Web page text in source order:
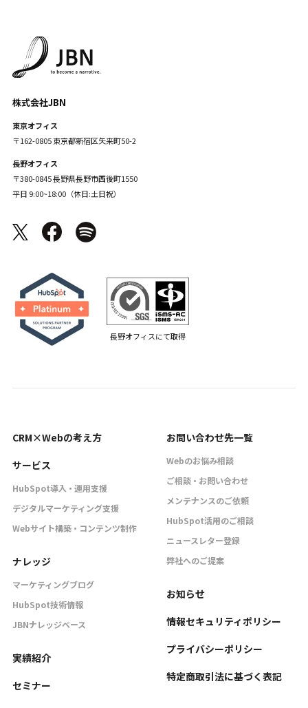
株式会社JBN
東京オフィス
〒162-0805 東京都新宿区矢来町50-2
長野オフィス
〒380-0845 長野県長野市西後町1550
平日 9:00~18:00（休日:土日祝）
長野オフィスにて取得
CRM×Webの考え方
サービス
HubSpot導入・運用支援
デジタルマーケティング支援
Webサイト構築・コンテンツ制作
ナレッジ
マーケティングブログ
HubSpot技術情報
JBNナレッジベース
実績紹介
セミナー
お問い合わせ先一覧
Webのお悩み相談
ご相談・お問い合わせ
メンテナンスのご依頼
HubSpot活用のご相談
ニュースレター登録
弊社へのご提案
お知らせ
情報セキュリティポリシー
プライバシーポリシー
特定商取引法に基づく表記